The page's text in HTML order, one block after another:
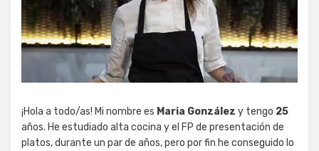
¡Hola a todo/as! Mi nombre es Maria González y tengo 25
años. He estudiado alta cocina y el FP de presentación de
platos, durante un par de años, pero por fin he conseguido lo